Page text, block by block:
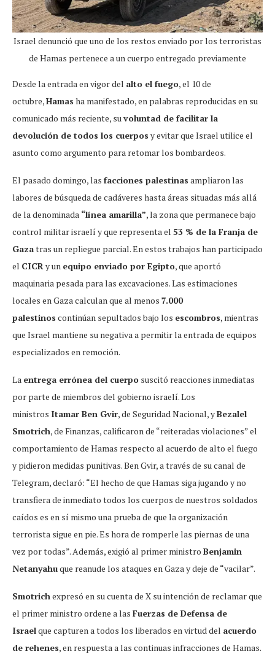
Israel denunció que uno de los restos enviado por los terroristas
de Hamas pertenece a un cuerpo entregado previamente
Desde la entrada en vigor del alto el fuego, el 10 de
octubre,Hamas ha manifestado, en palabras reproducidas en su
comunicado más reciente, suvoluntad de facilitar la
devolución de todos los cuerpos y evitar que Israel utilice el
asunto como argumento para retomar los bombardeos.
El pasado domingo, las facciones palestinas ampliaron las
labores de búsqueda de cadáveres hasta áreas situadas más allá
de la denominada “línea amarilla”, la zona que permanece bajo
control militar israelí y que representa el 53 % de la Franja de
Gazatras un repliegue parcial. En estos trabajos han participado
el CICRy un equipo enviado por Egipto, que aportó
maquinaria pesada para las excavaciones. Las estimaciones
locales en Gaza calculan que al menos 7.000
palestinos continúan sepultados bajo los escombros, mientras
que Israel mantiene su negativa a permitir la entrada de equipos
especializados en remoción.
La entrega errónea del cuerpo suscitó reacciones inmediatas
por parte de miembros del gobierno israelí. Los
ministros Itamar Ben Gvir, de Seguridad Nacional, yBezalel
Smotrich, de Finanzas, calificaron de “reiteradas violaciones” el
comportamiento de Hamas respecto al acuerdo de alto el fuego
y pidieron medidas punitivas. Ben Gvir, a través de su canal de
Telegram, declaró: “El hecho de que Hamas siga jugando y no
transfiera de inmediato todos los cuerpos de nuestros soldados
caídos es en sí mismo una prueba de que la organización
terrorista sigue en pie. Es hora de romperle las piernas de una
vez por todas”. Además, exigió al primer ministro Benjamin
Netanyahuque reanude los ataques en Gaza y deje de “vacilar”.
Smotrichexpresó en su cuenta de X su intención de reclamar que
el primer ministro ordene a las Fuerzas de Defensa de
Israelque capturen a todos los liberados en virtud del acuerdo
de rehenes, en respuesta a las continuas infracciones de Hamas.